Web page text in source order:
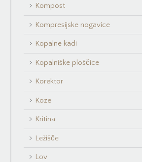
Kompost
Kompresijske nogavice
Kopalne kadi
Kopalniške ploščice
Korektor
Koze
Kritina
Ležišče
Lov